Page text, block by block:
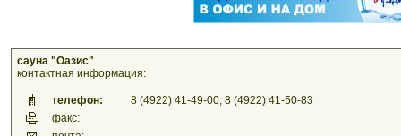
сауна "Оазис"
контактная информация:
телефон:
8 (4922) 41-49-00, 8 (4922) 41-50-83
факс: